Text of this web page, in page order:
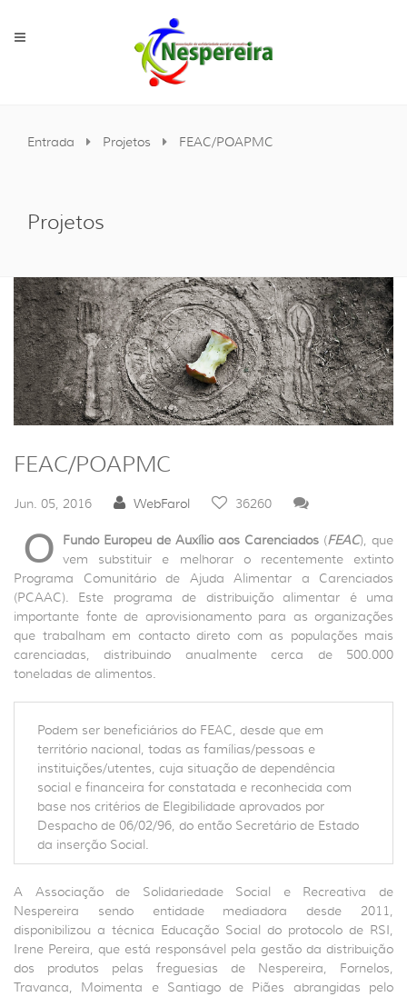
Entrada Projetos FEAC/POAPMC
Projetos
FEAC/POAPMC
Jun. 05, 2016 WebFarol 36260
O Fundo Europeu de Auxílio aos Carenciados (FEAC), que
vem substituir e melhorar o recentemente extinto
Programa Comunitário de Ajuda Alimentar a Carenciados
(PCAAC). Este programa de distribuição alimentar é uma
importante fonte de aprovisionamento para as organizações
que trabalham em contacto direto com as populações mais
carenciadas, distribuindo anualmente cerca de 500.000
toneladas de alimentos.
Podem ser beneficiários do FEAC, desde que em
território nacional, todas as famílias/pessoas e
instituições/utentes, cuja situação de dependência
social e financeira for constatada e reconhecida com
base nos critérios de Elegibilidade aprovados por
Despacho de 06/02/96, do então Secretário de Estado
da inserção Social.
A Associação de Solidariedade Social e Recreativa de
Nespereira sendo entidade mediadora desde 2011,
disponibilizou a técnica Educação Social do protocolo de RSI,
Irene Pereira, que está responsável pela gestão da distribuição
dos produtos pelas freguesias de Nespereira, Fornelos,
Travanca, Moimenta e Santiago de Piães abrangidas pelo